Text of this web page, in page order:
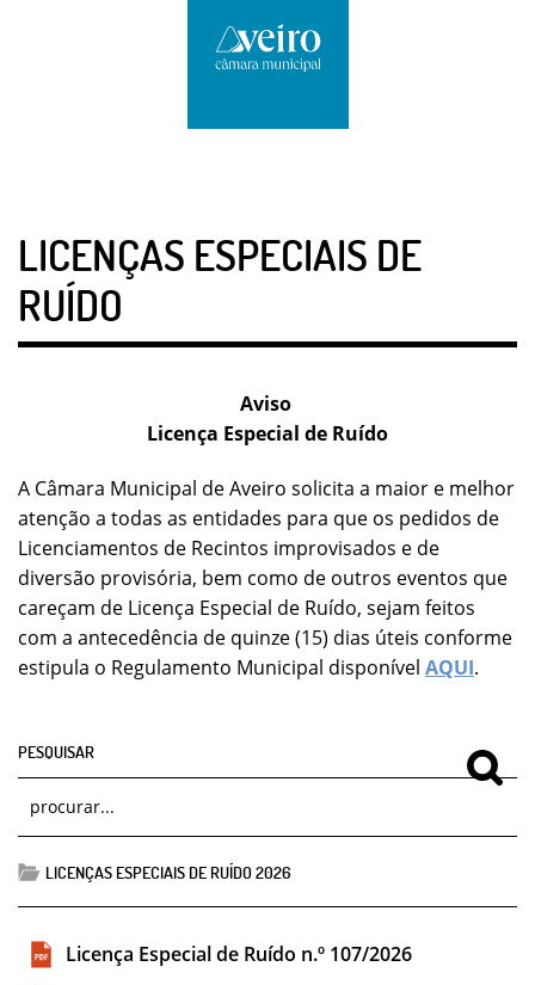
LICENÇAS ESPECIAIS DE
RUÍDO
Aviso
Licença Especial de Ruído
A Câmara Municipal de Aveiro solicita a maior e melhor
atenção a todas as entidades para que os pedidos de
Licenciamentos de Recintos improvisados e de
diversão provisória, bem como de outros eventos que
careçam de Licença Especial de Ruído, sejam feitos
com a antecedência de quinze (15) dias úteis conforme
estipula o Regulamento Municipal disponível AQUI.
PESQUISAR
LICENÇAS ESPECIAIS DE RUÍDO 2026
Licença Especial de Ruído n.º 107/2026